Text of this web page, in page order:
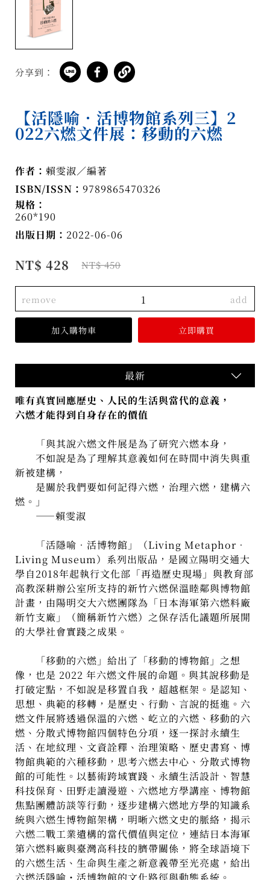
分享到：
【活隱喻．活博物館系列三】2
022六燃文件展：移動的六燃
作者：賴雯淑／編著
ISBN/ISSN：9789865470326
規格：
260*190
出版日期： 2022-06-06
NT$ 428 NT$ 450
remove add
最新
唯有真實回應歷史、人民的生活與當代的意義，
六燃才能得到自身存在的價值
「與其說六燃文件展是為了研究六燃本身，
不如說是為了理解其意義如何在時間中消失與重
新被建構，
是關於我們要如何記得六燃，治理六燃，建構六
燃。」
——賴雯淑
「活隱喻．活博物館」（Living Metaphor．
Living Museum）系列出版品，是國立陽明交通大
學自2018年起執行文化部「再造歷史現場」與教育部
高教深耕辦公室所支持的新竹六燃保溫睦鄰與博物館
計畫，由陽明交大六燃團隊為「日本海軍第六燃料廠
新竹支廠」（簡稱新竹六燃）之保存活化議題所展開
的大學社會實踐之成果。
「移動的六燃」給出了「移動的博物館」之想
像，也是 2022 年六燃文件展的命題。與其說移動是
打破定點，不如說是移置自我，超越框架。是認知、
思想、典範的移轉，是歷史、行動、言說的挺進。六
燃文件展將透過保溫的六燃、屹立的六燃、移動的六
燃、分散式博物館四個特色分項，逐一探討永續生
活、在地紋理、文資詮釋、治理策略、歷史書寫、博
物館典範的六種移動，思考六燃去中心、分散式博物
館的可能性。以藝術跨域實踐、永續生活設計、智慧
科技保育、田野走讀漫遊、六燃地方學講座、博物館
焦點團體訪談等行動，逐步建構六燃地方學的知識系
統與六燃生博物館架構，明晰六燃文史的脈絡，揭示
六燃二戰工業遺構的當代價值與定位，連結日本海軍
第六燃料廠與臺灣高科技的臍帶關係，將全球語境下
的六燃生活、生命與生產之新意義帶至光亮處，給出